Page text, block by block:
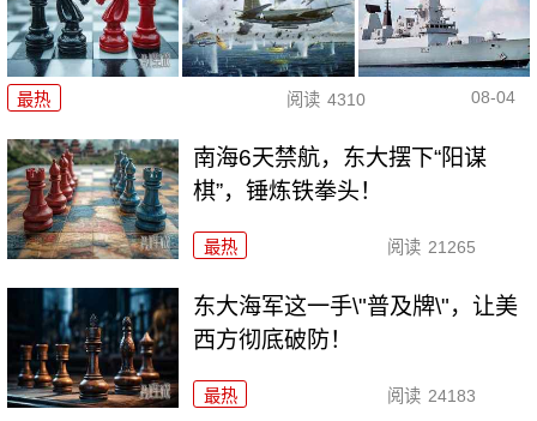
最热 阅读 4310 08-04
南海6天禁航，东大摆下“阳谋
棋”，锤炼铁拳头！
最热 阅读 21265
东大海军这一手\"普及牌\"，让美
西方彻底破防！
最热 阅读 24183